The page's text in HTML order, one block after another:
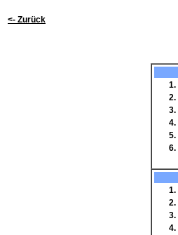
<- Zurück
1.
2.
3.
4.
5.
6.
1.
2.
3.
4.